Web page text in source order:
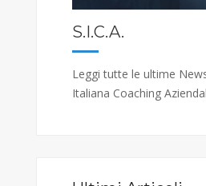
S.I.C.A.
Leggi tutte le ultime
Italiana Coaching